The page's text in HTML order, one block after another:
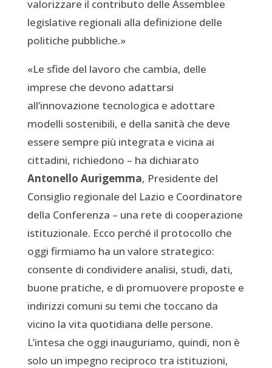
valorizzare il contributo delle Assemblee
legislative regionali alla definizione delle
politiche pubbliche.»
«Le sfide del lavoro che cambia, delle
imprese che devono adattarsi
all’innovazione tecnologica e adottare
modelli sostenibili, e della sanità che deve
essere sempre più integrata e vicina ai
cittadini, richiedono – ha dichiarato
Antonello Aurigemma, Presidente del
Consiglio regionale del Lazio e Coordinatore
della Conferenza – una rete di cooperazione
istituzionale. Ecco perché il protocollo che
oggi firmiamo ha un valore strategico:
consente di condividere analisi, studi, dati,
buone pratiche, e di promuovere proposte e
indirizzi comuni su temi che toccano da
vicino la vita quotidiana delle persone.
L’intesa che oggi inauguriamo, quindi, non è
solo un impegno reciproco tra istituzioni,